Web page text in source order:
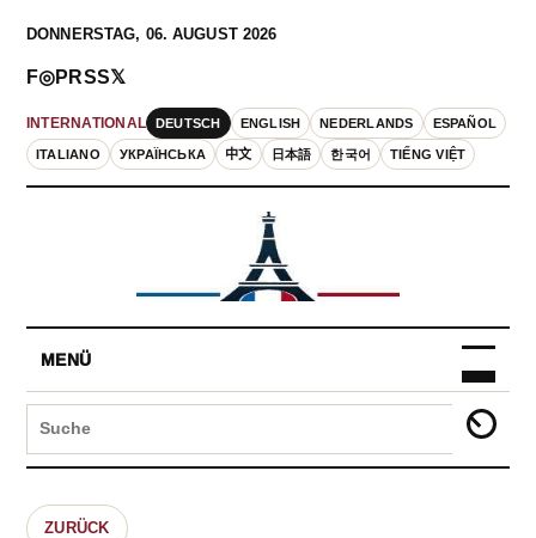
DONNERSTAG, 06. AUGUST 2026
INTERNATIONAL DEUTSCH ENGLISH NEDERLANDS ESPAÑOL
ITALIANO УКРАЇНСЬКА 中文 日本語 한국어 TIẾNG VIỆT
F◎PRSS𝕏
MENÜ
ZURÜCK